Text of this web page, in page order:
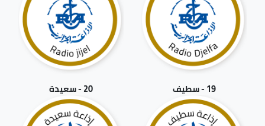
19 - سطيف 20 - سعيدة